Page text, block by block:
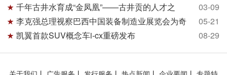
03-09
千年古井水育成“金凤凰”——古井贡的人才之
05-21
李克强总理视察巴西中国装备制造业展览会为奇
08-29
凯翼首款SUV概念车i-cx重磅发布